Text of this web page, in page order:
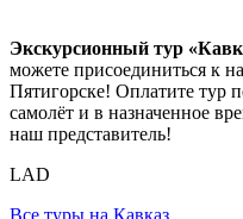
Экскурсионный тур
можете присоединиться к
Пятигорске! Оплатите тур
самолёт и в назначенное
наш представитель!
LAD
Все туры на Кавказ